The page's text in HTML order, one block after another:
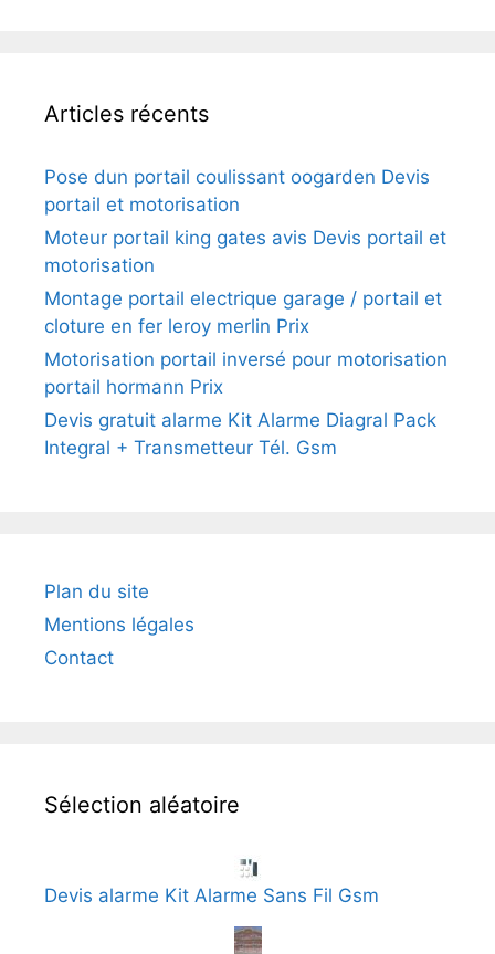
Articles récents
Pose dun portail coulissant oogarden Devis
portail et motorisation
Moteur portail king gates avis Devis portail et
motorisation
Montage portail electrique garage / portail et
cloture en fer leroy merlin Prix
Motorisation portail inversé pour motorisation
portail hormann Prix
Devis gratuit alarme Kit Alarme Diagral Pack
Integral + Transmetteur Tél. Gsm
Plan du site
Mentions légales
Contact
Sélection aléatoire
Devis alarme Kit Alarme Sans Fil Gsm